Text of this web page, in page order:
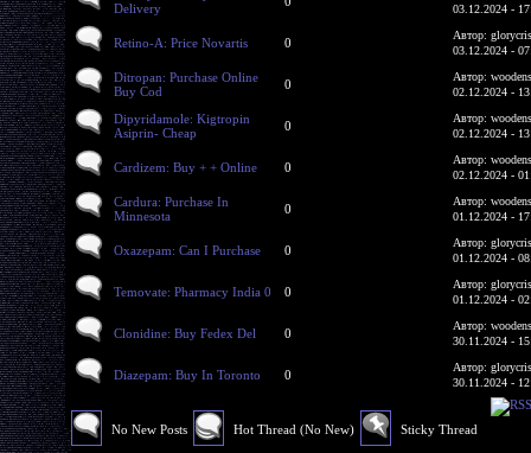
Delivery
03.12.2024 -
Retino-A: Price Novartis 0
Автор:
03.12.2024 -
Ditropan: Purchase Online
Buy Cod
0
Автор:
02.12.2024 -
Dipyridamole: Kigtropin
Asiprin- Cheap
0
Автор:
02.12.2024 -
Cardizem: Buy + + Online 0
Автор:
02.12.2024 -
Cardura: Purchase In
Minnesota
0
Автор:
01.12.2024 -
Oxazepam: Can I Purchase 0
Автор:
01.12.2024 -
Temovate: Pharmacy India 0 0
Автор:
01.12.2024 -
Clonidine: Buy Fedex Del 0
Автор:
30.11.2024 -
Diazepam: Buy In Toronto 0
Автор:
30.11.2024 -
No New Posts Hot Thread (No New) Sticky Thread